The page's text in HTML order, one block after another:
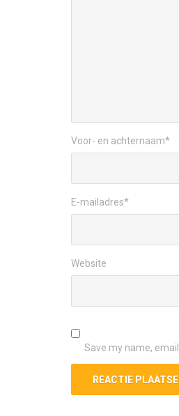
Voor- en achternaam*
E-mailadres*
Website
Save my name,